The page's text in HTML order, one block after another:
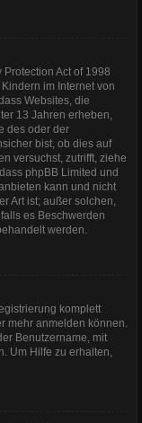
Act of 1998
im Internet von
Websites, die
13 Jahren erheben,
des oder der
bist, ob dies auf
versuchst, zutrifft, ziehe
phpBB Limited und
kann und nicht
Art ist; außer solchen,
es Beschwerden
werden.
komplett
mehr anmelden können.
Benutzername, mit
Um Hilfe zu erhalten,